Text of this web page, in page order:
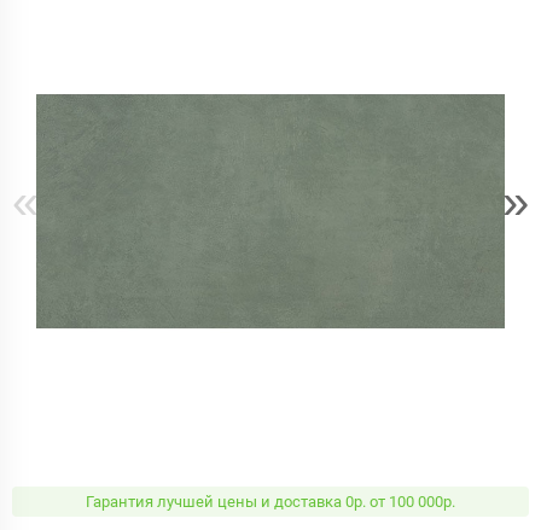
« »
Гарантия лучшей цены и доставка 0р. от 100 000р.